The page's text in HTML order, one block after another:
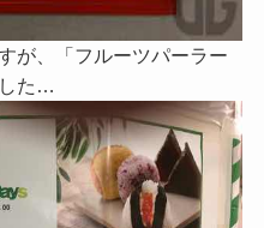
が、「フルーツパーラー
た…